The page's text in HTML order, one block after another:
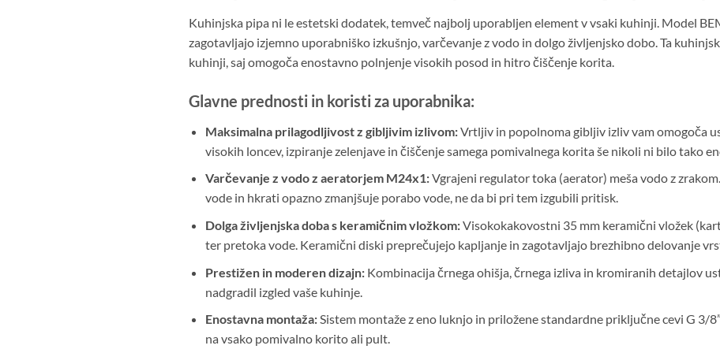
Kuhinjska pipa ni le estetski dodatek, temveč najbolj uporabljen element v vsaki kuhinji. Model
zagotavljajo izjemno uporabniško izkušnjo, varčevanje z vodo in dolgo življenjsko dobo. Ta
kuhinji, saj omogoča enostavno polnjenje visokih posod in hitro čiščenje korita.
Glavne prednosti in koristi za uporabnika:
Maksimalna prilagodljivost z gibljivim izlivom:Vrtljiv in popolnoma gibljiv izliv vam omogoča
visokih loncev, izpiranje zelenjave in čiščenje samega pomivalnega korita še nikoli ni bilo tako
Varčevanje z vodo z aeratorjem M24x1:Vgrajeni regulator toka (aerator) meša vodo z
vode in hkrati opazno zmanjšuje porabo vode, ne da bi pri tem izgubili pritisk.
Dolga življenjska doba s keramičnim vložkom:Visokokakovostni 35 mm keramični vložek
ter pretoka vode. Keramični diski preprečujejo kapljanje in zagotavljajo brezhibno delovanje
Prestižen in moderen dizajn:Kombinacija črnega ohišja, črnega izliva in kromiranih detajlov
nadgradil izgled vaše kuhinje.
Enostavna montaža:Sistem montaže z eno luknjo in priložene standardne priključne cevi G
na vsako pomivalno korito ali pult.